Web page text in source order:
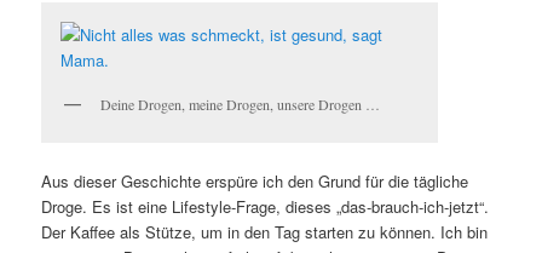
Deine Drogen, meine Drogen, unsere Drogen …
Aus dieser Geschichte erspüre ich den Grund für die tägliche
Droge. Es ist eine Lifestyle-Frage, dieses „das-brauch-ich-jetzt“.
Der Kaffee als Stütze, um in den Tag starten zu können. Ich bin